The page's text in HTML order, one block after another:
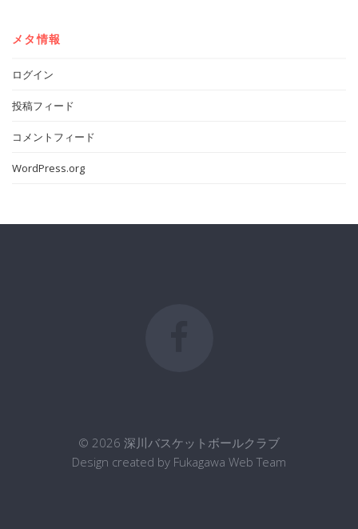
メタ情報
ログイン
投稿フィード
コメントフィード
WordPress.org
© 2026 深川バスケットボールクラブ
Design created by Fukagawa Web Team